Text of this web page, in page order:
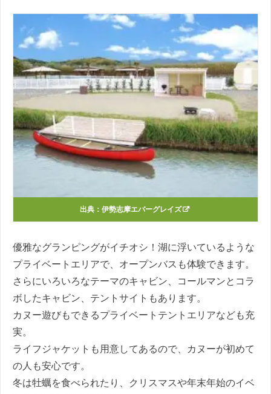
出典： 伊勢志摩エバーグレイズ
優雅なグランピングがイチオシ！湖に浮いているような
プライベートエリアで、オープンバスも体験できます。
さらにいろいろなテーマのキャビン、コールマンとコラ
ボしたキャビン、テントサイトもあります。
カヌー遊びもできるプライベートテントエリアなども充
実。
ライフジャケットも用意してあるので、カヌーが初めて
の人も安心です。
冬は牡蠣を食べられたり、クリスマスや年末年始のイベ